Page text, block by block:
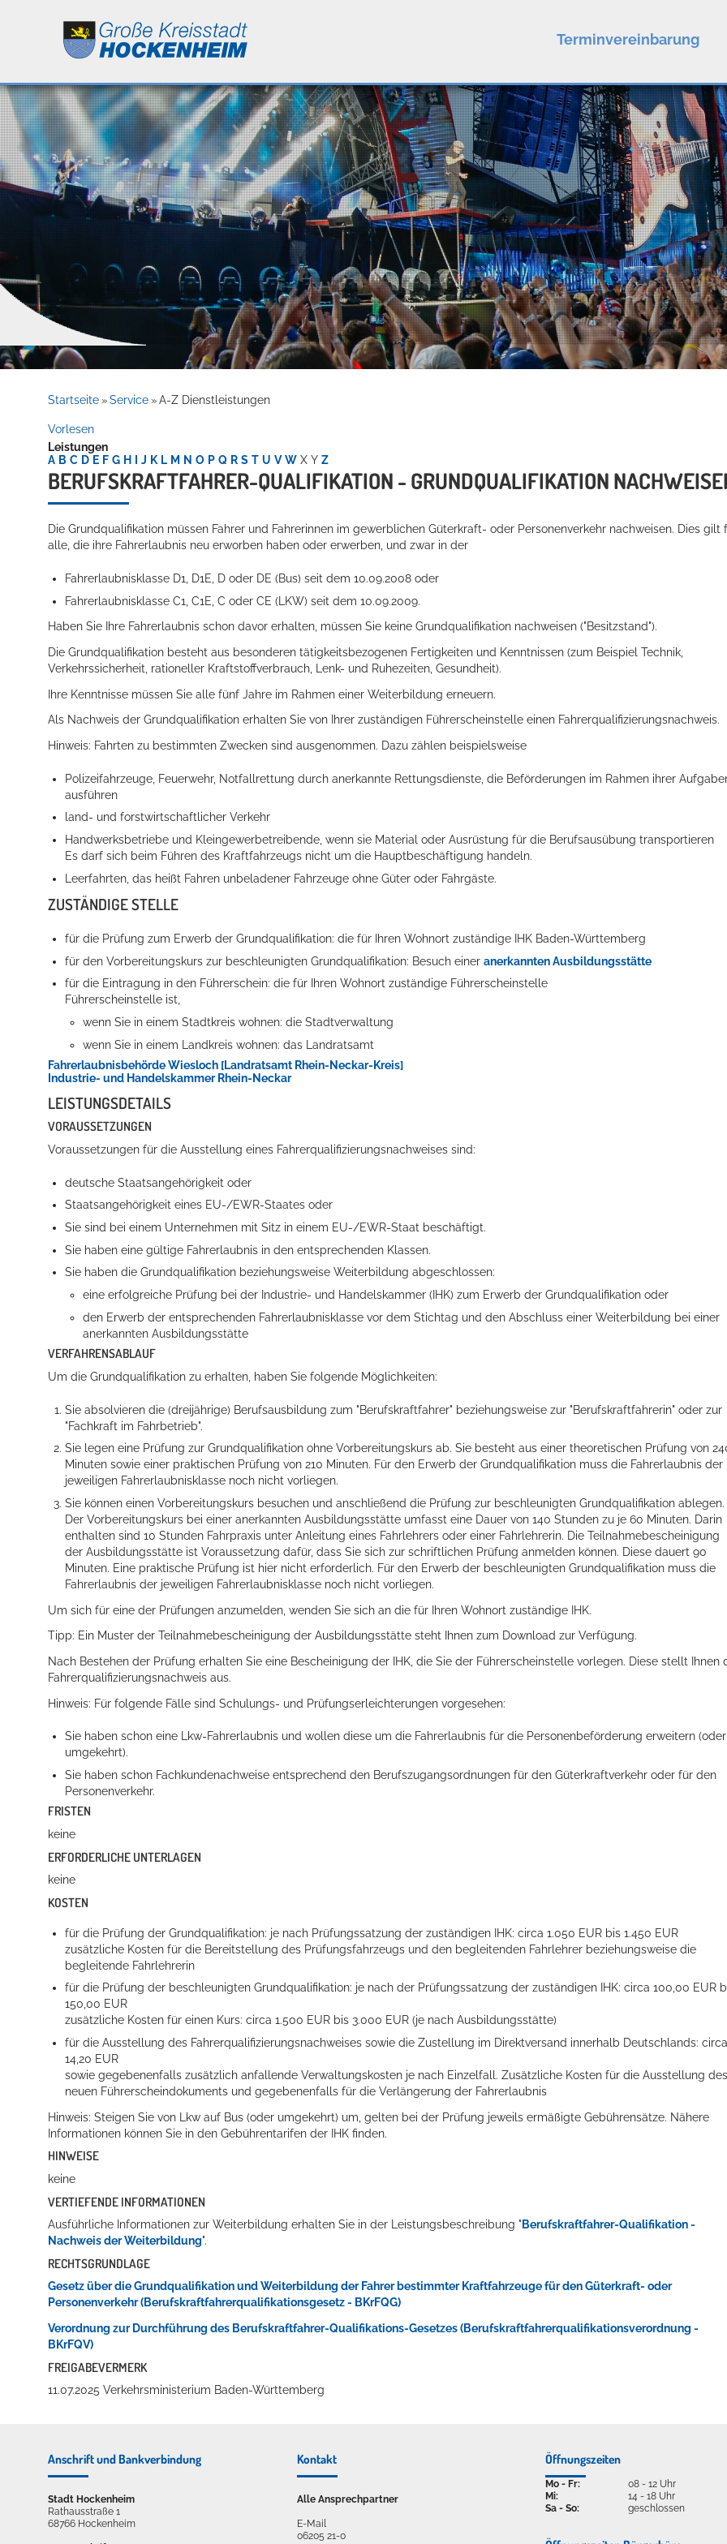
Leben
Kultur
Service
Terminvereinbarung
Willkommen in Hockenheim
Konzerte, Tagungen und vieles mehr
Die Stadthalle Hockenheim bietet den perfekten Standort für Events aller Art!
mehr dazu...
Startseite » Service » A-Z Dienstleistungen
Vorlesen
Leistungen
A B C D E F G H J K L M N O P Q R S T U V W X Y Z
BERUFSKRAFTFAHRER-QUALIFIKATION - GRUNDQUALIFIKATION
Die Grundqualifikation müssen Fahrer und Fahrerinnen im gewerblichen Güterkraft- oder Personenverkehr nachweisen. Dies gilt
alle, die ihre Fahrerlaubnis neu erworben haben oder erwerben, und zwar in der
Fahrerlaubnisklasse D1, D1E, D oder DE (Bus) seit dem 10.09.2008 oder
Fahrerlaubnisklasse C1, C1E, C oder CE (LKW) seit dem 10.09.2009.
Haben Sie Ihre Fahrerlaubnis schon davor erhalten, müssen Sie keine Grundqualifikation nachweisen ("Besitzstand").
Die Grundqualifikation besteht aus besonderen tätigkeitsbezogenen Fertigkeiten und Kenntnissen (zum Beispiel Technik,
Verkehrssicherheit, rationeller Kraftstoffverbrauch, Lenk- und Ruhezeiten, Gesundheit).
Ihre Kenntnisse müssen Sie alle fünf Jahre im Rahmen einer Weiterbildung erneuern.
Als Nachweis der Grundqualifikation erhalten Sie von Ihrer zuständigen Führerscheinstelle einen Fahrerqualifizierungsnachweis.
Hinweis: Fahrten zu bestimmten Zwecken sind ausgenommen. Dazu zählen beispielsweise
Polizeifahrzeuge, Feuerwehr, Notfallrettung durch anerkannte Rettungsdienste, die Beförderungen im Rahmen ihrer
ausführen
land- und forstwirtschaftlicher Verkehr
Handwerksbetriebe und Kleingewerbetreibende, wenn sie Material oder Ausrüstung für die Berufsausübung transportieren
Es darf sich beim Führen des Kraftfahrzeugs nicht um die Hauptbeschäftigung handeln.
Leerfahrten, das heißt Fahren unbeladener Fahrzeuge ohne Güter oder Fahrgäste.
ZUSTÄNDIGE STELLE
für die Prüfung zum Erwerb der Grundqualifikation: die für Ihren Wohnort zuständige IHK Baden-Württemberg
für den Vorbereitungskurs zur beschleunigten Grundqualifikation: Besuch eineranerkannten Ausbildungsstätte
für die Eintragung in den Führerschein: die für Ihren Wohnort zuständige Führerscheinstelle
Führerscheinstelle ist,
wenn Sie in einem Stadtkreis wohnen: die Stadtverwaltung
wenn Sie in einem Landkreis wohnen: das Landratsamt
Fahrerlaubnisbehörde Wiesloch [Landratsamt Rhein-Neckar-Kreis]
Industrie- und Handelskammer Rhein-Neckar
LEISTUNGSDETAILS
VORAUSSETZUNGEN
Voraussetzungen für die Ausstellung eines Fahrerqualifizierungsnachweises sind:
deutsche Staatsangehörigkeit oder
Staatsangehörigkeit eines EU-/EWR-Staates oder
Sie sind bei einem Unternehmen mit Sitz in einem EU-/EWR-Staat beschäftigt.
Sie haben eine gültige Fahrerlaubnis in den entsprechenden Klassen.
Sie haben die Grundqualifikation beziehungsweise Weiterbildung abgeschlossen:
eine erfolgreiche Prüfung bei der Industrie- und Handelskammer(IHK) zum Erwerb der Grundqualifikation oder
den Erwerb der entsprechenden Fahrerlaubnisklasse vor dem Stichtag und den Abschluss einer Weiterbildung bei einer
anerkannten Ausbildungsstätte
VERFAHRENSABLAUF
Um die Grundqualifikation zu erhalten, haben Sie folgende Möglichkeiten:
Sie absolvieren die (dreijährige) Berufsausbildung zum "Berufskraftfahrer" beziehungsweise zur "Berufskraftfahrerin" oder zur
"Fachkraft im Fahrbetrieb".
Sie legen eine Prüfung zur Grundqualifikation ohne Vorbereitungskurs ab.Sie besteht aus einer theoretischen Prüfung von
Minuten sowie einer praktischen Prüfung von 210 Minuten. Für den Erwerb der Grundqualifikation muss die Fahrerlaubnis der
jeweiligen Fahrerlaubnisklasse noch nicht vorliegen.
Sie können einen Vorbereitungskurs besuchen und anschließend die Prüfung zur beschleunigten Grundqualifikation ablegen.
Der Vorbereitungskurs bei einer anerkannten Ausbildungsstätte umfasst eine Dauer von 140 Stunden zu je 60 Minuten. Darin
enthalten sind 10 Stunden Fahrpraxis unter Anleitung eines Fahrlehrers oder einer Fahrlehrerin. Die Teilnahmebescheinigung
der Ausbildungsstätte ist Voraussetzung dafür, dass Sie sich zur schriftlichen Prüfung anmelden können. Diese dauert 90
Minuten. Eine praktische Prüfung ist hier nicht erforderlich. Für den Erwerb der beschleunigten Grundqualifikation muss die
Fahrerlaubnis der jeweiligen Fahrerlaubnisklasse noch nicht vorliegen.
Um sich für eine der Prüfungen anzumelden, wenden Sie sich an die für Ihren Wohnort zuständige IHK.
Tipp: Ein Muster der Teilnahmebescheinigung der Ausbildungsstätte steht Ihnen zum Download zur Verfügung.
Nach Bestehen der Prüfung erhalten Sie eine Bescheinigung der IHK, die Sie der Führerscheinstelle vorlegen. Diese stellt Ihnen
Fahrerqualifizierungsnachweis aus.
Hinweis: Für folgende Fälle sind Schulungs- und Prüfungserleichterungen vorgesehen:
Sie haben schon eine Lkw-Fahrerlaubnis und wollen diese um die Fahrerlaubnis für die Personenbeförderung erweitern (oder
umgekehrt).
Sie haben schon Fachkundenachweise entsprechend den Berufszugangsordnungen für den Güterkraftverkehr oder für den
Personenverkehr.
FRISTEN
keine
ERFORDERLICHE UNTERLAGEN
keine
KOSTEN
für die Prüfung der Grundqualifikation: je nach Prüfungssatzung der zuständigen IHK: circa 1.050 EUR bis 1.450 EUR
zusätzliche Kosten für die Bereitstellung des Prüfungsfahrzeugs und den begleitenden Fahrlehrer beziehungsweise die
begleitende Fahrlehrerin
für die Prüfung der beschleunigten Grundqualifikation: je nach der Prüfungssatzung der zuständigen IHK: circa 100,00 EUR
150,00 EUR
zusätzliche Kosten für einen Kurs: circa 1.500 EUR bis 3.000 EUR (je nach Ausbildungsstätte)
für die Ausstellung des Fahrerqualifizierungsnachweises sowie die Zustellung im Direktversand innerhalb Deutschlands:
14,20 EUR
sowie gegebenenfalls zusätzlich anfallende Verwaltungskosten je nach Einzelfall. Zusätzliche Kosten für die Ausstellung
neuen Führerscheindokuments und gegebenenfalls für die Verlängerung der Fahrerlaubnis
Hinweis: Steigen Sie von Lkw auf Bus (oder umgekehrt) um, gelten bei der Prüfung jeweils ermäßigte Gebührensätze. Nähere
Informationen können Sie in den Gebührentarifen der IHK finden.
HINWEISE
keine
VERTIEFENDE INFORMATIONEN
Ausführliche Informationen zur Weiterbildung erhalten Sie in der Leistungsbeschreibung "Berufskraftfahrer-Qualifikation -
Nachweis der Weiterbildung".
RECHTSGRUNDLAGE
Gesetz über die Grundqualifikation und Weiterbildung der Fahrer bestimmter Kraftfahrzeuge für den Güterkraft- oder
Personenverkehr (Berufskraftfahrerqualifikationsgesetz - BKrFQG)
Verordnung zur Durchführung des Berufskraftfahrer-Qualifikations-Gesetzes (Berufskraftfahrerqualifikationsverordnung -
BKrFQV)
FREIGABEVERMERK
11.07.2025 Verkehrsministerium Baden-Württemberg
Anschrift und Bankverbindung
Stadt Hockenheim
Rathausstraße 1
68766 Hockenheim
Kontakt
Alle Ansprechpartner
E-Mail
06205 21-0
Öffnungszeiten
Mo - Fr:
Mi:
Sa - So:
08 - 12 Uhr
14 - 18 Uhr
geschlossen